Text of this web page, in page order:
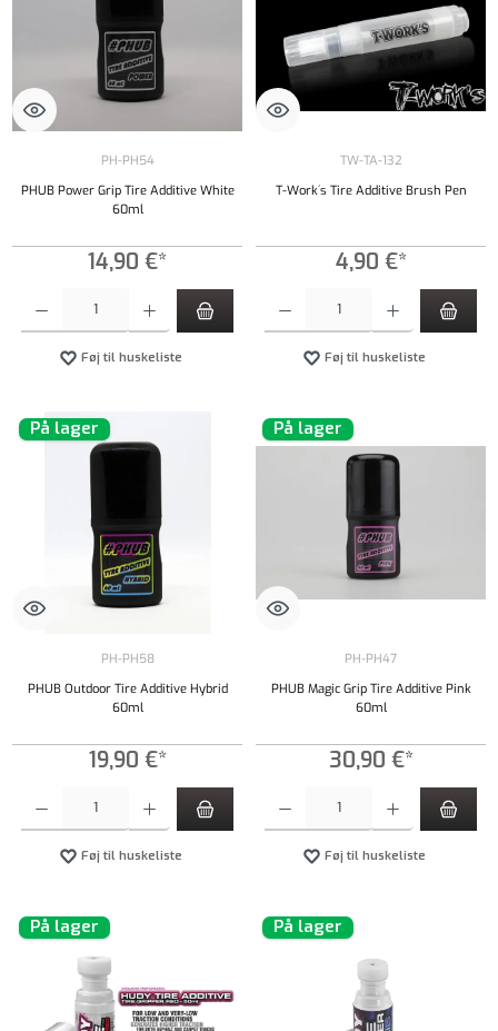
PH-PH54
PHUB Power Grip Tire Additive White
60ml
14,90 €*
Føj til huskeliste
TW-TA-132
T-Work´s Tire Additive Brush Pen
4,90 €*
Føj til huskeliste
På lager
PH-PH58
PHUB Outdoor Tire Additive Hybrid
60ml
19,90 €*
Føj til huskeliste
På lager
PH-PH47
PHUB Magic Grip Tire Additive Pink
60ml
30,90 €*
Føj til huskeliste
På lager På lager